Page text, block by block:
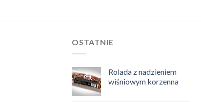
OSTATNIE
Rolada z nadzieniem
wiśniowym korzenna